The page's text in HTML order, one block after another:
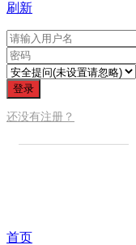
刷新
登录
还没有注册？
首页